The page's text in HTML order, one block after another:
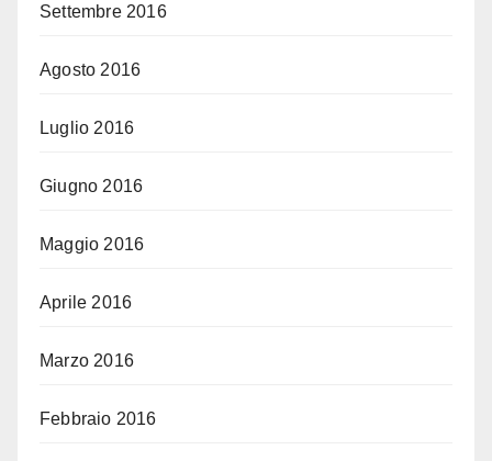
Settembre 2016
Agosto 2016
Luglio 2016
Giugno 2016
Maggio 2016
Aprile 2016
Marzo 2016
Febbraio 2016